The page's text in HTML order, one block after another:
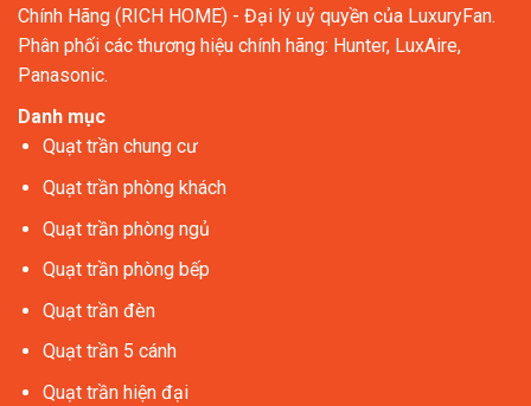
Chính Hãng (RICH HOME) - Đại lý uỷ quyền của LuxuryFan.
Phân phối các thương hiệu chính hãng: Hunter, LuxAire,
Panasonic.
Danh mục
Quạt trần chung cư
Quạt trần phòng khách
Quạt trần phòng ngủ
Quạt trần phòng bếp
Quạt trần đèn
Quạt trần 5 cánh
Quạt trần hiện đại